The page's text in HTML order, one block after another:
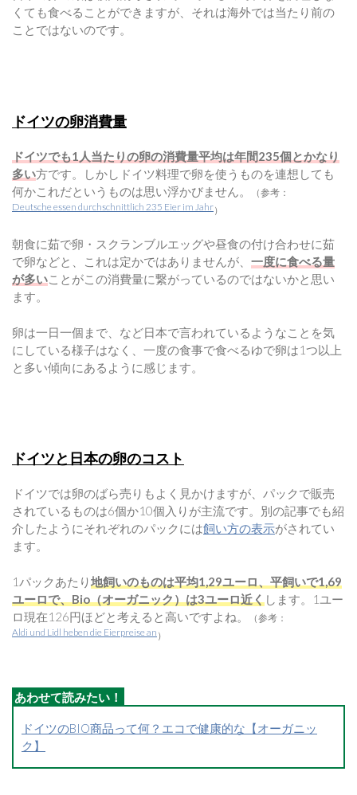
くても食べることができますが、それは海外では当たり前の
ことではないのです。
ドイツの卵消費量
ドイツでも1人当たりの卵の消費量平均は年間235個とかなり
多い方です。しかしドイツ料理で卵を使うものを連想しても
何かこれだというものは思い浮かびません。
（参考：
Deutsche essen durchschnittlich 235 Eier im Jahr）
朝食に茹で卵・スクランブルエッグや昼食の付け合わせに茹
で卵などと、これは定かではありませんが、 一度に食べる量
が多いことがこの消費量に繋がっているのではないかと思い
ます。
卵は一日一個まで、など日本で言われているようなことを気
にしている様子はなく、一度の食事で食べるゆで卵は1つ以上
と多い傾向にあるように感じます。
ドイツと日本の卵のコスト
ドイツでは卵のばら売りもよく見かけますが、パックで販売
されているものは6個か10個入りが主流です。別の記事でも紹
介したようにそれぞれのパックには飼い方の表示がされてい
ます。
1パックあたり 地飼いのものは平均1,29ユーロ、平飼いで1,69
ユーロで、Bio（オーガニック）は3ユーロ近くします。1ユー
ロ現在126円ほどと考えると高いですよね。
（参考：
Aldi und Lidl heben die Eierpreise an ）
ドイツのBIO商品って何？エコで健康的な【オーガニッ
ク】